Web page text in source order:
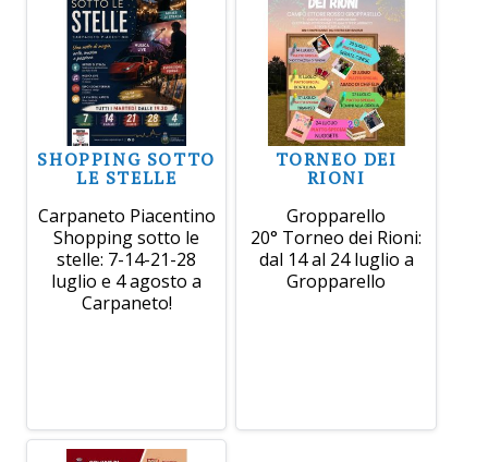
SHOPPING SOTTO
LE STELLE
Carpaneto Piacentino
Shopping sotto le
stelle: 7-14-21-28
luglio e 4 agosto a
Carpaneto!
TORNEO DEI
RIONI
Gropparello
20° Torneo dei Rioni:
dal 14 al 24 luglio a
Gropparello